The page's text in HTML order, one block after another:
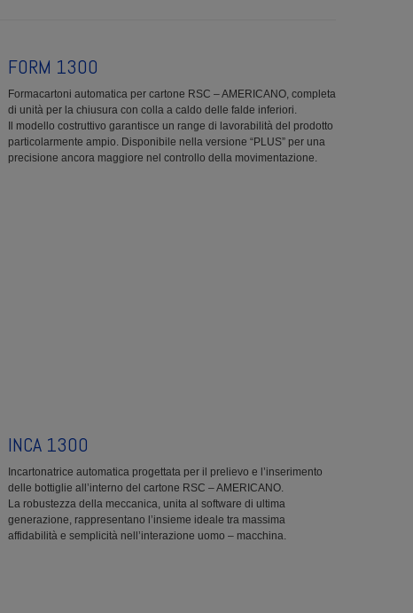
FORM 1300
Formacartoni automatica per cartone RSC – AMERICANO, completa
di unità per la chiusura con colla a caldo delle falde inferiori.
Il modello costruttivo garantisce un range di lavorabilità del prodotto
particolarmente ampio. Disponibile nella versione “PLUS” per una
precisione ancora maggiore nel controllo della movimentazione.
INCA 1300
Incartonatrice automatica progettata per il prelievo e l’inserimento
delle bottiglie all’interno del cartone RSC – AMERICANO.
La robustezza della meccanica, unita al software di ultima
generazione, rappresentano l’insieme ideale tra massima
affidabilità e semplicità nell’interazione uomo – macchina.